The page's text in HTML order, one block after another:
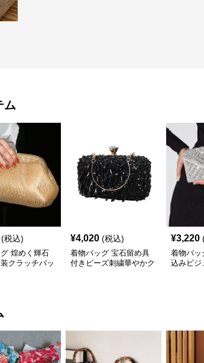
ム
(税込)
煌めく輝石
クラッチバッ
¥4,020 (税込)
着物バッグ 宝石留め具
付きビーズ刺繍華やかク
¥3,220
着物バッ
込みビジ